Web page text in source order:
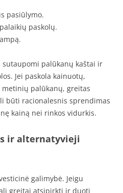
pasiūlymo.
paskolų.
sutaupomi palūkanų kaštai ir
Jei paskola kainuotų,
metinių palūkanų, greitas
būti racionalesnis sprendimas
kainą nei rinkos vidurkis.
ir alternatyvieji
galimybė. Jeigu
greitai atsipirkti ir duoti